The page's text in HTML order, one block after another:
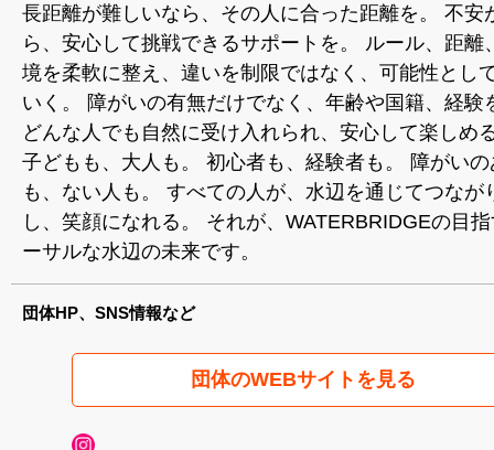
長距離が難しいなら、その人に合った距離を。 不安
ら、安心して挑戦できるサポートを。 ルール、距離
境を柔軟に整え、違いを制限ではなく、可能性とし
いく。 障がいの有無だけでなく、年齢や国籍、経験
どんな人でも自然に受け入れられ、安心して楽しめ
子どもも、大人も。 初心者も、経験者も。 障がい
も、ない人も。 すべての人が、水辺を通じてつなが
し、笑顔になれる。 それが、WATERBRIDGEの目
ーサルな水辺の未来です。
団体HP、SNS情報など
団体のWEBサイトを見る